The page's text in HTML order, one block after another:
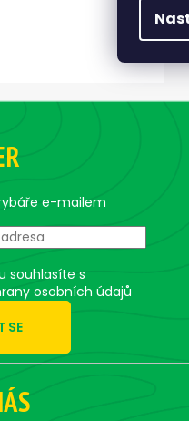
e-mailem
souhlasíte s
osobních údajů
SE